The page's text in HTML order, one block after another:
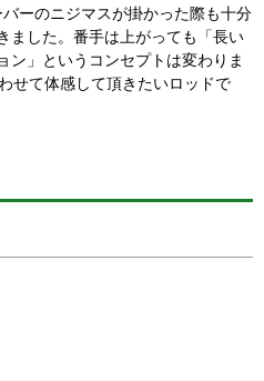
ーのニジマスが掛かった際も十分
ました。番手は上がっても「長い
ン」というコンセプトは変わりま
せて体感して頂きたいロッドで